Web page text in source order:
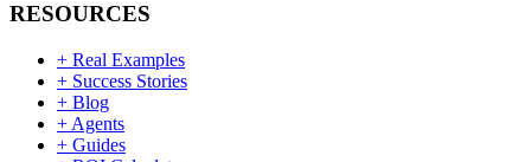
RESOURCES
+ Real Examples
+ Success Stories
+ Blog
+ Agents
+ Guides